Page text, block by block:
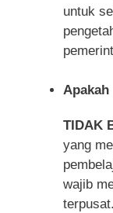
untuk
TIDAK
yang
wajib